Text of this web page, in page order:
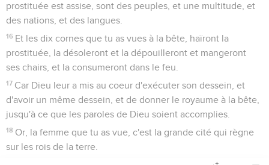
prostituée est assise, sont des peuples, et une multitude, et
des nations, et des langues.
16 Et les dix cornes que tu as vues à la bête, haïront la
prostituée, la désoleront et la dépouilleront et mangeront
ses chairs, et la consumeront dans le feu.
17 Car Dieu leur a mis au coeur d'exécuter son dessein, et
d'avoir un même dessein, et de donner le royaume à la bête,
jusqu'à ce que les paroles de Dieu soient accomplies.
18 Or, la femme que tu as vue, c'est la grande cité qui règne
sur les rois de la terre.